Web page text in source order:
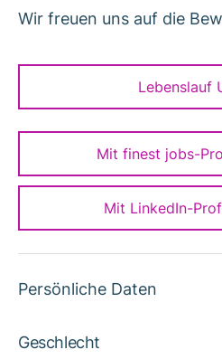
Wir freuen uns auf die
Lebenslauf
Mit finest jobs-
Mit LinkedIn-
Persönliche Daten
Geschlecht